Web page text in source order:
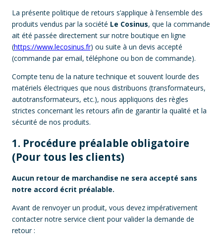
La présente politique de retours s’applique à l’ensemble des
produits vendus par la société Le Cosinus, que la commande
ait été passée directement sur notre boutique en ligne
(https://www.lecosinus.fr) ou suite à un devis accepté
(commande par email, téléphone ou bon de commande).
Compte tenu de la nature technique et souvent lourde des
matériels électriques que nous distribuons (transformateurs,
autotransformateurs, etc.), nous appliquons des règles
strictes concernant les retours afin de garantir la qualité et la
sécurité de nos produits.
1. Procédure préalable obligatoire
(Pour tous les clients)
Aucun retour de marchandise ne sera accepté sans
notre accord écrit préalable.
Avant de renvoyer un produit, vous devez impérativement
contacter notre service client pour valider la demande de
retour :